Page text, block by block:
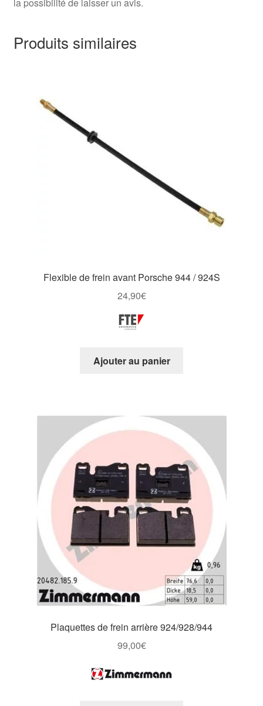
Produits similaires
Flexible de frein avant Porsche 944 / 924S
24,90€
Ajouter au panier
Plaquettes de frein arrière 924/928/944
99,00€